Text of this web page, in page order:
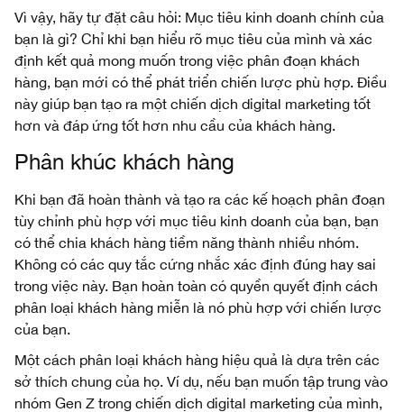
Vì vậy, hãy tự đặt câu hỏi: Mục tiêu kinh doanh chính của
bạn là gì? Chỉ khi bạn hiểu rõ mục tiêu của mình và xác
định kết quả mong muốn trong việc phân đoạn khách
hàng, bạn mới có thể phát triển chiến lược phù hợp. Điều
này giúp bạn tạo ra một chiến dịch digital marketing tốt
hơn và đáp ứng tốt hơn nhu cầu của khách hàng.
Phân khúc khách hàng
Khi bạn đã hoàn thành và tạo ra các kế hoạch phân đoạn
tùy chỉnh phù hợp với mục tiêu kinh doanh của bạn, bạn
có thể chia khách hàng tiềm năng thành nhiều nhóm.
Không có các quy tắc cứng nhắc xác định đúng hay sai
trong việc này. Bạn hoàn toàn có quyền quyết định cách
phân loại khách hàng miễn là nó phù hợp với chiến lược
của bạn.
Một cách phân loại khách hàng hiệu quả là dựa trên các
sở thích chung của họ. Ví dụ, nếu bạn muốn tập trung vào
nhóm Gen Z trong chiến dịch digital marketing của mình,